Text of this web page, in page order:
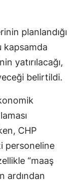
planlandığı
kapsamda
yatırılacağı,
belirtildi.
CHP
personeline
“maaş
ardından